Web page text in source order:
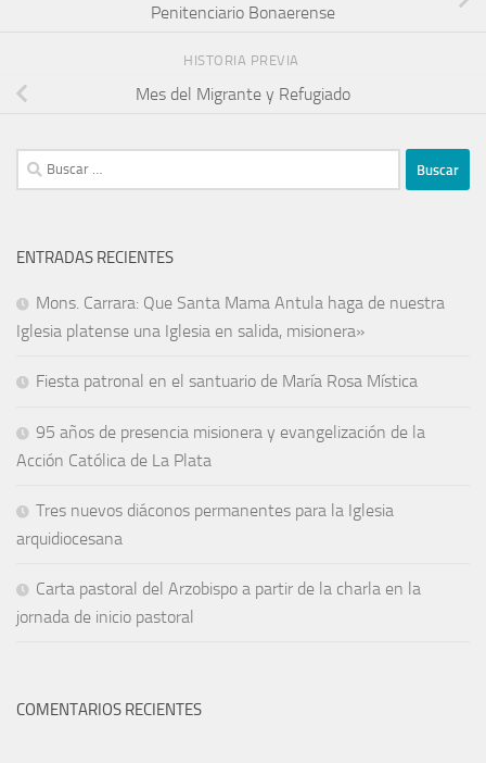
Penitenciario Bonaerense
HISTORIA PREVIA
Mes del Migrante y Refugiado
ENTRADAS RECIENTES
Mons. Carrara: Que Santa Mama Antula haga de nuestra
Iglesia platense una Iglesia en salida, misionera»
Fiesta patronal en el santuario de María Rosa Mística
95 años de presencia misionera y evangelización de la
Acción Católica de La Plata
Tres nuevos diáconos permanentes para la Iglesia
arquidiocesana
Carta pastoral del Arzobispo a partir de la charla en la
jornada de inicio pastoral
COMENTARIOS RECIENTES